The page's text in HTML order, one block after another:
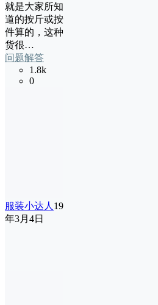
就是大家所知
道的按斤或按
件算的，这种
货很…
问题解答
1.8k
0
服装小达人 19
年3月4日